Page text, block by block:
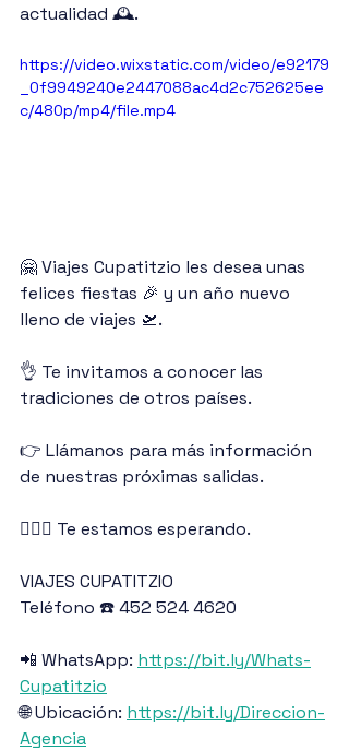
actualidad 🕰.
https://video.wixstatic.com/video/e92179
_0f9949240e2447088ac4d2c752625ee
c/480p/mp4/file.mp4
🤗 Viajes Cupatitzio les desea unas
felices fiestas 🎉 y un año nuevo
lleno de viajes 🛫.
👌 Te invitamos a conocer las
tradiciones de otros países.
👉 Llámanos para más información
de nuestras próximas salidas.
🙋🏽‍♂️ Te estamos esperando.
VIAJES CUPATITZIO
Teléfono ☎️ 452 524 4620
📲 WhatsApp: https://bit.ly/Whats-
Cupatitzio
🌐 Ubicación: https://bit.ly/Direccion-
Agencia